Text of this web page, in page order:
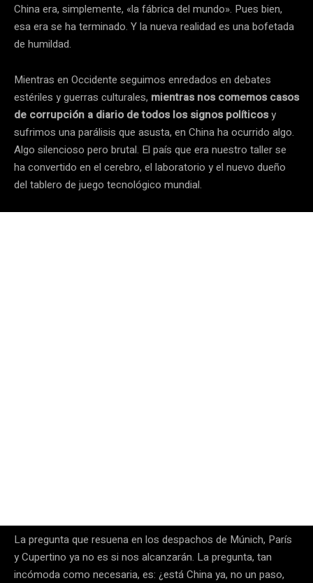
China era, simplemente, «la fábrica del mundo». Pues bien,
esa era se ha terminado. Y la nueva realidad es una bofetada
de humildad.
Mientras en Occidente seguimos enredados en debates
estériles y guerras culturales, mientras nos comemos casos
de corrupción a diario de todos los signos políticosy
sufrimos una parálisis que asusta, en China ha ocurrido algo.
Algo silencioso pero brutal. El país que era nuestro taller se
ha convertido en el cerebro, el laboratorio y el nuevo dueño
del tablero de juego tecnológico mundial.
La pregunta que resuena en los despachos de Múnich, París
y Cupertino ya no es si nos alcanzarán. La pregunta, tan
incómoda como necesaria, es: ¿está China ya, no un paso,